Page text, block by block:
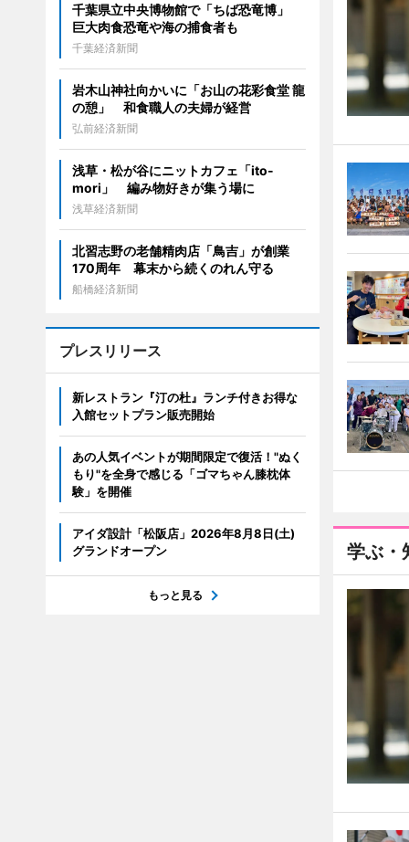
学ぶ・
千葉県立中央博物館で「ちば恐竜博」
巨大肉食恐竜や海の捕食者も
千葉経済新聞
岩木山神社向かいに「お山の花彩食堂 龍
の憩」 和食職人の夫婦が経営
弘前経済新聞
浅草・松が谷にニットカフェ「ito-
mori」 編み物好きが集う場に
浅草経済新聞
北習志野の老舗精肉店「鳥吉」が創業
170周年 幕末から続くのれん守る
船橋経済新聞
プレスリリース
新レストラン『汀の杜』ランチ付きお得な
入館セットプラン販売開始
あの人気イベントが期間限定で復活！"ぬく
もり"を全身で感じる「ゴマちゃん膝枕体
験」を開催
アイダ設計「松阪店」2026年8月8日(土)
グランドオープン
もっと見る